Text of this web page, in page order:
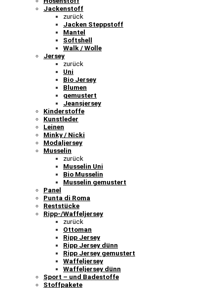
Jackenstoff
zurück
Jacken Steppstoff
Mantel
Softshell
Walk / Wolle
Jersey
zurück
Uni
Bio Jersey
Blumen
gemustert
Jeansjersey
Kinderstoffe
Kunstleder
Leinen
Minky / Nicki
Modaljersey
Musselin
zurück
Musselin Uni
Bio Musselin
Musselin gemustert
Panel
Punta di Roma
Reststücke
Ripp-/Waffeljersey
zurück
Ottoman
Ripp Jersey
Ripp Jersey dünn
Ripp Jersey gemustert
Waffeljersey
Waffeljersey dünn
Sport – und Badestoffe
Stoffpakete